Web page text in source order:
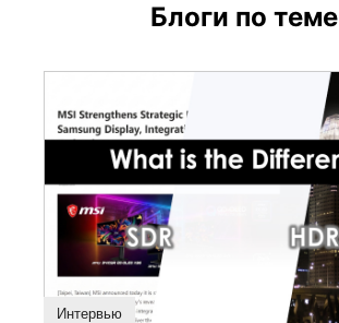
Блоги по теме
Интервью